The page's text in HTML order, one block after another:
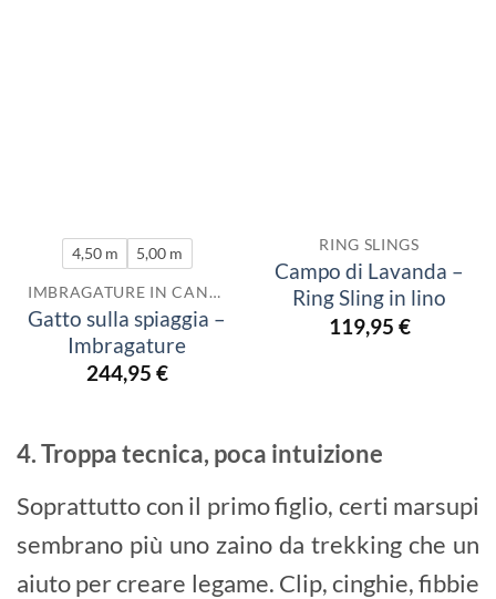
4,50 m 5,00 m
IMBRAGATURE IN CANAPA
Gatto sulla spiaggia –
Imbragature
244,95 €
RING SLINGS
Campo di Lavanda –
Ring Sling in lino
119,95 €
4. Troppa tecnica, poca intuizione
Soprattutto con il primo figlio, certi marsupi
sembrano più uno zaino da trekking che un
aiuto per creare legame. Clip, cinghie, fibbie